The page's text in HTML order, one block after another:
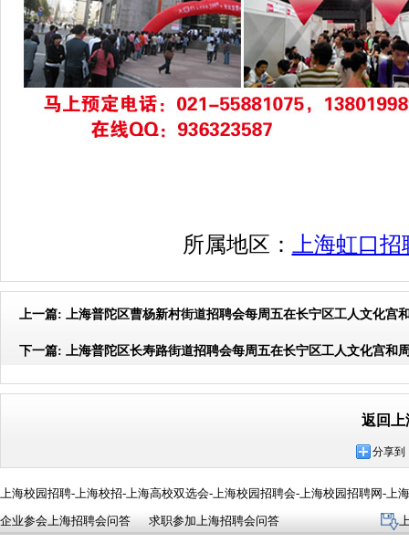
所属地区： 上海虹口
上一篇: 上海普陀区曹杨新村街道招聘会每周五在长宁区工人文化宫
下一篇: 上海普陀区长寿路街道招聘会每周五在长宁区工人文化宫和
返回上
分享到
上海校园招聘-上海校招-上海高校双选会-上海校园招聘会-上海校园招聘网-上
企业参会上海招聘会问答 求职参加上海招聘会问答